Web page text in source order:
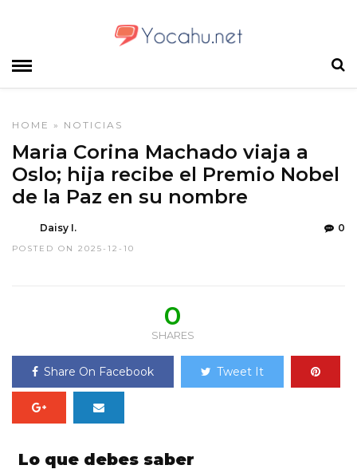
HOME » NOTICIAS
Maria Corina Machado viaja a
Oslo; hija recibe el Premio Nobel
de la Paz en su nombre
Daisy I.
POSTED ON 2025-12-10
0
0
SHARES
Share On Facebook Tweet It
Lo que debes saber